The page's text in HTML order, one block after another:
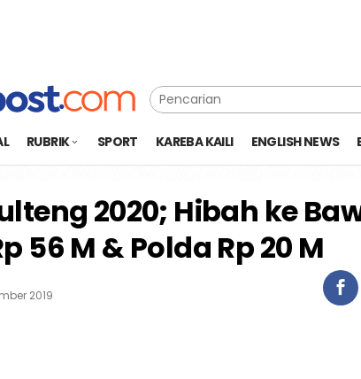
RUBRIK SPORT KAREBA KAILI ENGLISH NEWS
2020; Hibah ke
56 M & Polda Rp 20 M
2019